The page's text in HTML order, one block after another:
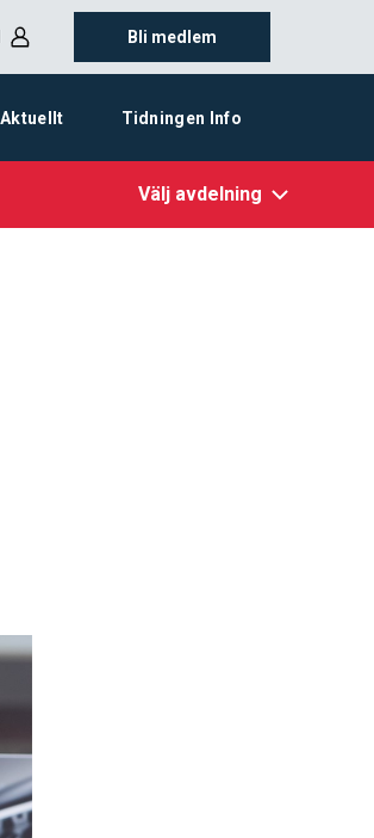
Bli medlem
Aktuellt Tidningen Info
Välj avdelning